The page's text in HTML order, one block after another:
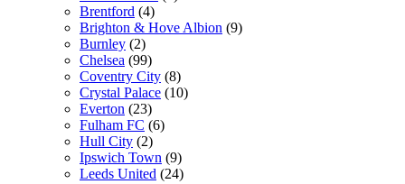
Brentford (4)
Brighton & Hove Albion (9)
Burnley (2)
Chelsea (99)
Coventry City (8)
Crystal Palace (10)
Everton (23)
Fulham FC (6)
Hull City (2)
Ipswich Town (9)
Leeds United (24)